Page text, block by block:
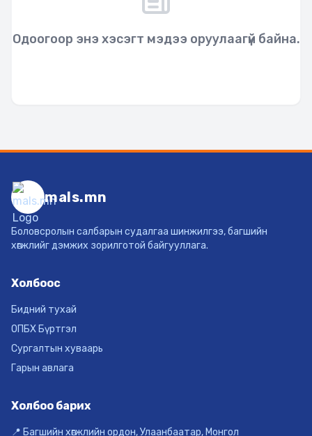
Одоогоор энэ хэсэгт мэдээ оруулаагүй байна.
mals.mn
Боловсролын салбарын судалгаа шинжилгээ, багшийн
хөгжлийг дэмжих зорилготой байгууллага.
Холбоос
Бидний тухай
ОПБХ Бүртгэл
Сургалтын хуваарь
Гарын авлага
Холбоо барих
📍 Багшийн хөгжлийн ордон, Улаанбаатар, Монгол